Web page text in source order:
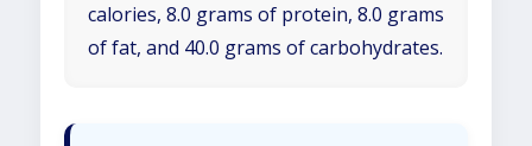
calories, 8.0 grams of protein, 8.0 grams
of fat, and 40.0 grams of carbohydrates.